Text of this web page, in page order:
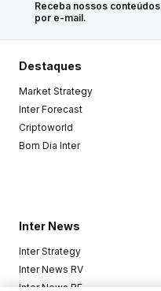
Receba nossos conteúdos
por e-mail.
Destaques
Market Strategy
Inter Forecast
Criptoworld
Bom Dia Inter
Inter News
Inter Strategy
Inter News RV
Inter News RF